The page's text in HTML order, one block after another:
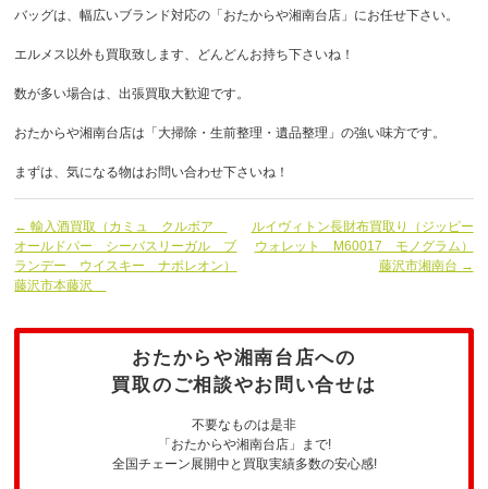
バッグは、幅広いブランド対応の「おたからや湘南台店」にお任せ下さい。
エルメス以外も買取致します、どんどんお持ち下さいね！
数が多い場合は、出張買取大歓迎です。
おたからや湘南台店は「大掃除・生前整理・遺品整理」の強い味方です。
まずは、気になる物はお問い合わせ下さいね！
← 輸入酒買取（カミュ クルボア
オールドパー シーバスリーガル ブ
ランデー ウイスキー ナポレオン）
藤沢市本藤沢
ルイヴィトン長財布買取り（ジッピー
ウォレット M60017 モノグラム）
藤沢市湘南台 →
おたからや湘南台店への
買取のご相談やお問い合せは
不要なものは是非
「おたからや湘南台店」まで!
全国チェーン展開中と買取実績多数の安心感!